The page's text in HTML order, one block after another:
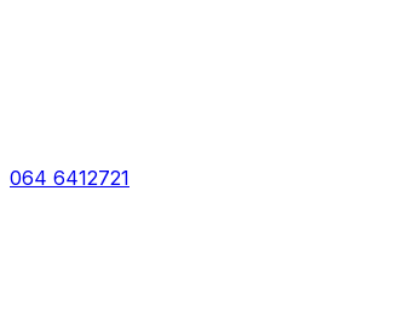
064 6412721